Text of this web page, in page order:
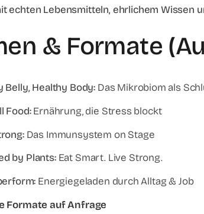
echten Lebensmitteln, ehrlichem Wissen
& Formate
Belly, Healthy Body: Das Mikrobiom als
Food:Ernährung, die Stress blockt
Das Immunsystem on Stage
by Plants:Eat Smart. Live Strong.
Energiegeladen durch Alltag & Job
Formate auf Anfrage